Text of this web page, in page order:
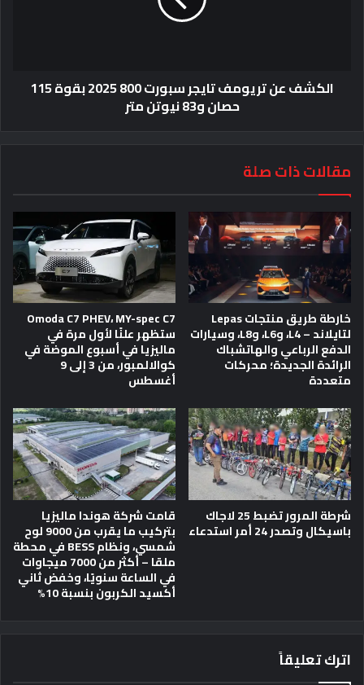
الكشف عن تريومف تايجر سبورت 800 2025 بقوة 115
حصان و83 نيوتن متر
مقالات ذات صلة
خارطة طريق منتجات Lepas
لتايلاند – L4، وL6، وL8، وسيارات
الدفع الرباعي والهاتشباك
الرائدة الجديدة؛ محركات
متعددة
Omoda C7 PHEV، MY-spec C7
ستظهر علنًا لأول مرة في
ماليزيا في أسبوع الموضة في
كوالالمبور، من 3 إلى 9
أغسطس
شرطة المرور تضبط 25 لاجاك
باسيكال وتصدر 24 أمر استدعاء
قامت شركة هوندا ماليزيا
بتركيب ما يقرب من 9000 لوح
شمسي، ونظام BESS في محطة
ملقا – أكثر من 7000 ميجاوات
في الساعة سنويًا، وخفض ثاني
أكسيد الكربون بنسبة 10%
اترك تعليقاً